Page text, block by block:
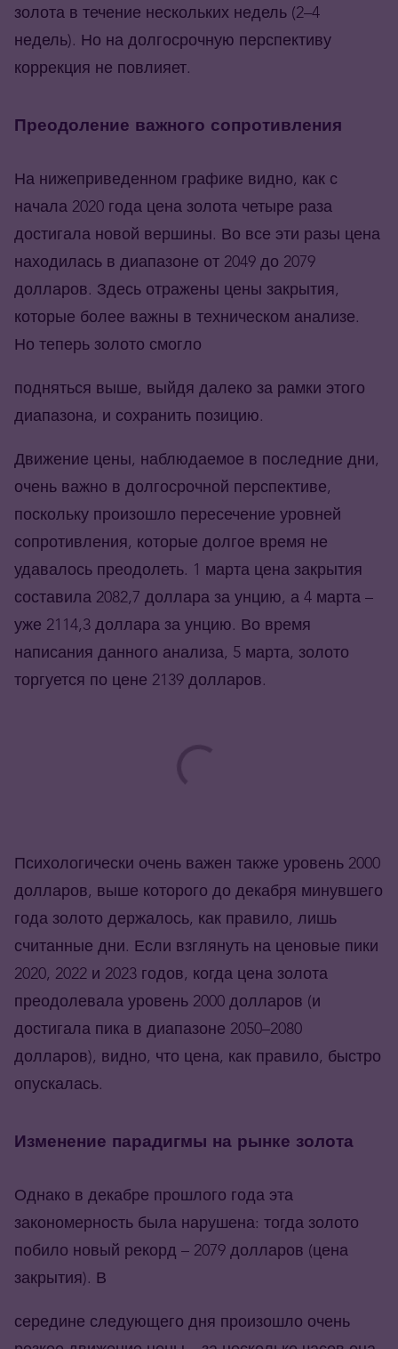
золота в течение нескольких недель (2–4
недель). Но на долгосрочную перспективу
коррекция не повлияет.
Преодоление важного сопротивления
На нижеприведенном графике видно, как с
начала 2020 года цена золота четыре раза
достигала новой вершины. Во все эти разы цена
находилась в диапазоне от 2049 до 2079
долларов. Здесь отражены цены закрытия,
которые более важны в техническом анализе.
Но теперь золото смогло
подняться выше, выйдя далеко за рамки этого
диапазона, и сохранить позицию.
Движение цены, наблюдаемое в последние дни,
очень важно в долгосрочной перспективе,
поскольку произошло пересечение уровней
сопротивления, которые долгое время не
удавалось преодолеть. 1 марта цена закрытия
составила 2082,7 доллара за унцию, а 4 марта –
уже 2114,3 доллара за унцию. Во время
написания данного анализа, 5 марта, золото
торгуется по цене 2139 долларов.
Психологически очень важен также уровень 2000
долларов, выше которого до декабря минувшего
года золото держалось, как правило, лишь
считанные дни. Если взглянуть на ценовые пики
2020, 2022 и 2023 годов, когда цена золота
преодолевала уровень 2000 долларов (и
достигала пика в диапазоне 2050–2080
долларов), видно, что цена, как правило, быстро
опускалась.
Изменение парадигмы на рынке золота
Однако в декабре прошлого года эта
закономерность была нарушена: тогда золото
побило новый рекорд – 2079 долларов (цена
закрытия). В
середине следующего дня произошло очень